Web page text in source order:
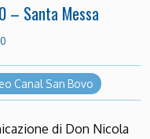
– Santa Messa
Canal San Bovo
di Don Nicola